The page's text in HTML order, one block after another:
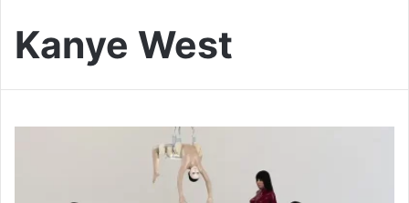
Kanye West